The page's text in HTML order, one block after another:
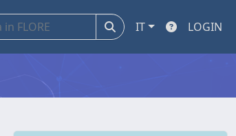
IT LOGIN